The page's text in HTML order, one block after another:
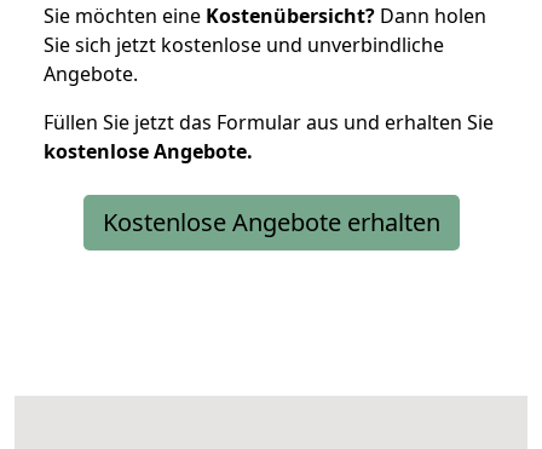
Sie möchten eine Kostenübersicht? Dann holen
Sie sich jetzt kostenlose und unverbindliche
Angebote.
Füllen Sie jetzt das Formular aus und erhalten Sie
kostenloseAngebote.
Kostenlose Angebote erhalten